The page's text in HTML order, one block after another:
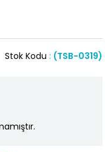
(TSB-0319)
Stok Kodu